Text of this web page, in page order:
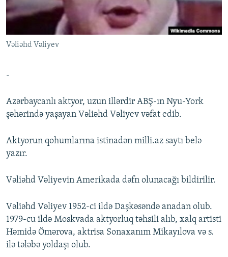
İNFOQRAFIKA
AZƏRBAYCAN ƏDƏBIYYATI KITABXANASI
İSLAM VƏ DEMOKRATIYA
İZ - MƏDƏNIYYƏT PROQRAMI
MISSIYAMIZ
PEŞƏ ETIKASI VƏ JURNALISTIKA STANDARTLARIMIZ
MATERIALLARIMIZDAN ISTIFADƏ
XƏBƏR BÜLLETENLƏRIMIZ
BIZI IZLƏ
Vəliəhd Vəliyev
-
Azərbaycanlı aktyor, uzun illərdir ABŞ-ın Nyu-York
şəhərində yaşayan Vəliəhd Vəliyev vəfat edib.
Aktyorun qohumlarına istinadən milli.az saytı belə
yazır.
Vəliəhd Vəliyevin Amerikada dəfn olunacağı bildirilir.
Vəliəhd Vəliyev 1952-ci ildə Daşkəsəndə anadan olub.
1979-cu ildə Moskvada aktyorluq təhsili alıb, xalq artisti
Həmidə Ömərova, aktrisa Sonaxanım Mikayılova və s.
ilə tələbə yoldaşı olub.